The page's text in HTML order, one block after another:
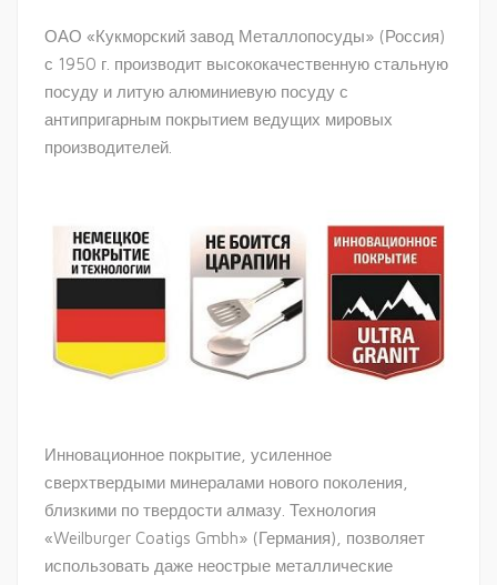
ОАО «Кукморский завод Металлопосуды» (Россия)
с 1950 г. производит высококачественную стальную
посуду и литую алюминиевую посуду с
антипригарным покрытием ведущих мировых
производителей.
Инновационное покрытие, усиленное
сверхтвердыми минералами нового поколения,
близкими по твердости алмазу. Технология
«Weilburger Coatigs Gmbh» (Германия), позволяет
использовать даже неострые металлические